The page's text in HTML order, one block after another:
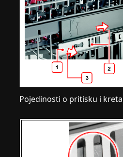
Pojedinosti o pritisku i